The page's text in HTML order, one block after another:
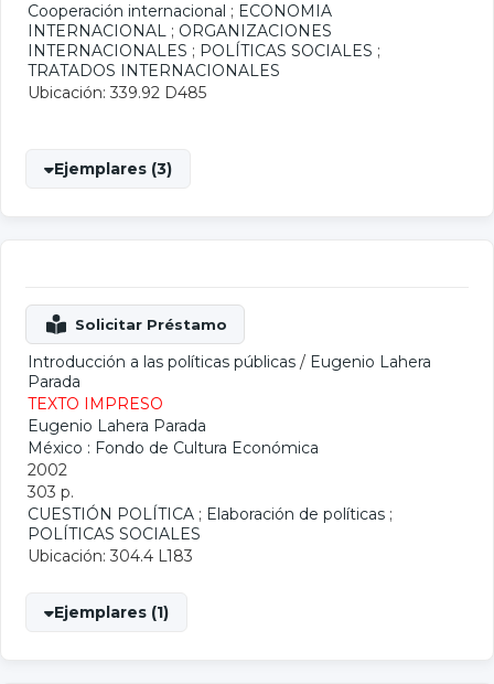
Cooperación internacional ; ECONOMIA
INTERNACIONAL ; ORGANIZACIONES
INTERNACIONALES ; POLÍTICAS SOCIALES ;
TRATADOS INTERNACIONALES
Ubicación: 339.92 D485
Ejemplares (3)
Introducción a las políticas públicas / Eugenio Lahera
Parada
TEXTO IMPRESO
Eugenio Lahera Parada
México : Fondo de Cultura Económica
2002
303 p.
CUESTIÓN POLÍTICA ; Elaboración de políticas ;
POLÍTICAS SOCIALES
Ubicación: 304.4 L183
Ejemplares (1)